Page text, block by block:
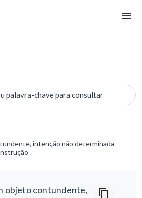
palavra-chave para consultar
intenção não determinada -
objeto contundente,